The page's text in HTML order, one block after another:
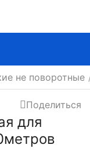
не поворотные
Поделиться
для